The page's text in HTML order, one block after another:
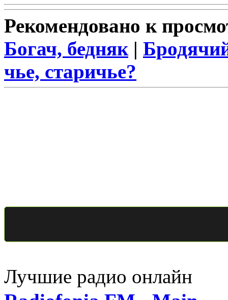
Рекомендовано к
Богач, бедняк|
чье, старичье?
Лучшие радио онлайн